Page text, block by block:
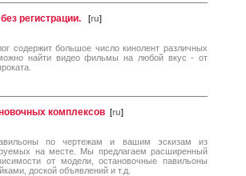
регистрации. [ru]
содержит большое число кинолент различных
найти видео фильмы на любой вкус - от
комплексов [ru]
по чертежам и вашим эскизам из
на месте. Мы предлагаем расширенный
от модели, остановочные павильоны
доской объявлений и т.д.